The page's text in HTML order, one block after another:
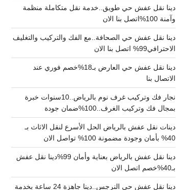
دينا نقل عفش حي طويق..خدمة نقل متكاملة منظمة
وآمنة 100%اتصل بنا الان
دينا نقل عفش حي الصحافة..مع الفك والتركيب والتغليف
الاحترافي99% اتصل بنا الان
دينا نقل عفش حي العارض بـ18%خصم فوري عند
الاتصال بنا
نجار فك وتركيب غرف نوم بالرياض..10سنوات خبرة
بمجال فك وتركيب الغرف..100%ضمان جودة
دينات نقل عفش بالرياض الحل الأسرع لنقل الاثاث بـ
40% بأمان وجودة مضمونة 100% تواصل الان
دينا نقل عفش بالرياض بعناية وأمان 99%دينا نقل عفش
بـ40%خصم اتصل الان
دينا نقل عفش حي النرجس..دينا جاهزة 24 ساعة بخدمة